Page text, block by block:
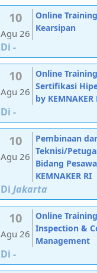
10
Agu 26
Online
Kearsipan
Di -
10
Agu 26
Online
Sertifikasi
by KEMNAKER
Di -
10
Agu 26
Pembinaan
Teknisi/
Bidang
KEMNAKER RI
Di Jakarta
10
Agu 26
Online
Inspection &
Management
Di -